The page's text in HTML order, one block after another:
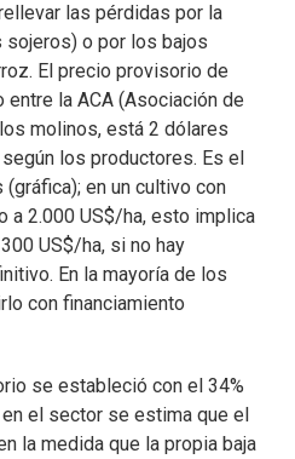
las pérdidas por la
sojeros) o por los bajos
El precio provisorio de
la ACA (Asociación de
molinos, está 2 dólares
los productores. Es el
en un cultivo con
a 2.000 US$/ha, esto implica
US$/ha, si no hay
En la mayoría de los
con financiamiento
se estableció con el 34%
el sector se estima que el
la medida que la propia baja